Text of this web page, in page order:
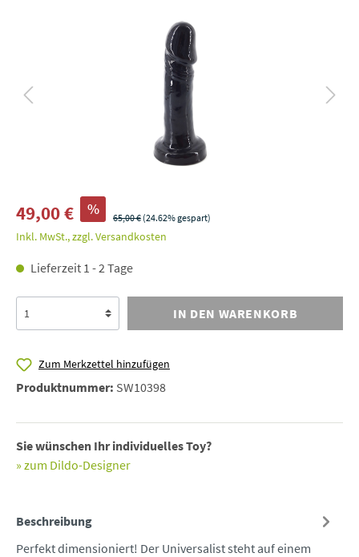
49,00 € % 65,00 € (24.62% gespart)
Inkl. MwSt., zzgl. Versandkosten
Lieferzeit 1 - 2 Tage
IN DEN WARENKORB
Zum Merkzettel hinzufügen
Produktnummer: SW10398
Sie wünschen Ihr individuelles Toy?
» zum Dildo-Designer
Beschreibung
Perfekt dimensioniert! Der Universalist steht auf einem